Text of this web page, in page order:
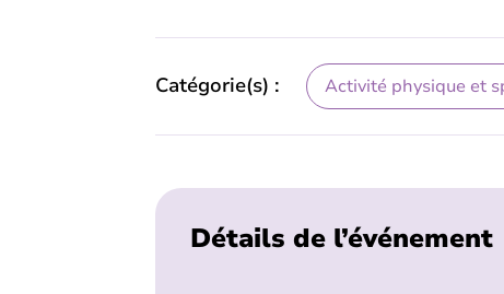
Catégorie(s) : Activité physique et
Détails de l’événement